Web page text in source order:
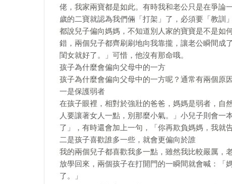
佬，我家兩寶都是如此。有時我和老公只是在爭論
歲的二寶就認為我們倆「打架」了，必須要「教訓」
都說兒子偏向媽媽，不知道別人家的寶寶是不是如
錯，兩個兒子都齊刷刷地向我靠攏，讓老公瞬間成
閨女就好了。」可惜，他沒有那命哦。
孩子為什麼會偏向父母中的一方
孩子為什麼會偏向父母中的一方呢？通常有兩個原
一是保護弱者
在孩子眼裡，相對於強壯的爸爸，媽媽是弱者，自
人要讓著女人一點，別那麼小氣。」小兒子則會一
了」，有時還會加上一句，「你再欺負媽媽，我就
二是孩子喜歡誰多一些，就會更偏向於誰
我的兩個兒子都喜歡我多一點，雖然我比較嚴厲，
放學回來，兩個孩子在打開門的一瞬間就會喊：「
了。」